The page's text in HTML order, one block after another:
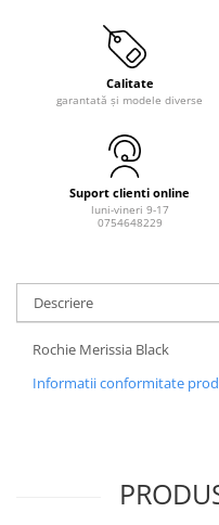
Calitate
garantată și modele diverse
Suport clienti online
luni-vineri 9-17
0754648229
Descriere
Rochie Merissia Black
Informatii conformitate